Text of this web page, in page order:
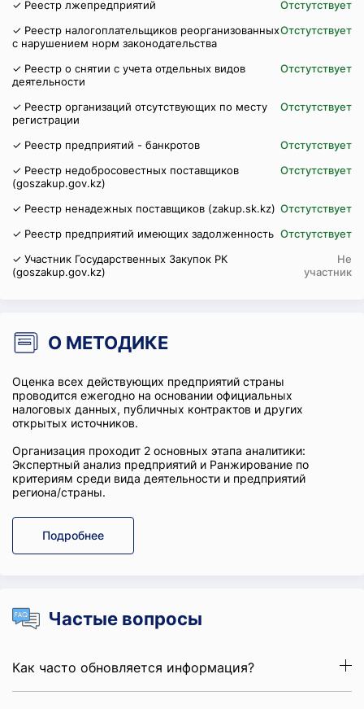
✓ Реестр лжепредприятий
Отстутствует
✓ Реестр налогоплательщиков реорганизованных
с нарушением норм законодательства
Отстутствует
✓ Реестр о снятии с учета отдельных видов
деятельности
Отстутствует
✓ Реестр организаций отсутствующих по месту
регистрации
Отстутствует
✓ Реестр предприятий - банкротов
Отстутствует
✓ Реестр недобросовестных поставщиков
(goszakup.gov.kz)
Отстутствует
✓ Реестр ненадежных поставщиков (zakup.sk.kz) Отстутствует
✓ Реестр предприятий имеющих задолженность Отстутствует
✓ Участник Государственных Закупок РК
(goszakup.gov.kz)
Не
участник
О МЕТОДИКЕ
Оценка всех действующих предприятий страны
проводится ежегодно на основании официальных
налоговых данных, публичных контрактов и других
открытых источников.
Организация проходит 2 основных этапа аналитики:
Экспертный анализ предприятий и Ранжирование по
критериям среди вида деятельности и предприятий
региона/страны.
Подробнее
Частые вопросы
Как часто обновляется информация?